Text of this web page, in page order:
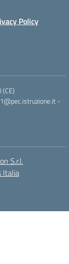
Policy
-
S.r.l.
Italia